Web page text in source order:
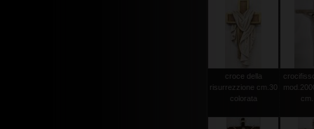
croce della
risurrezzione cm.30
colorata